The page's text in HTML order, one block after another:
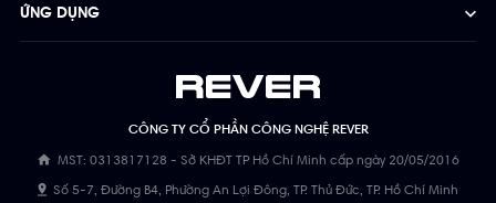
CÔNG TY CỔ PHẦN CÔNG NGHỆ REVER
MST: 0313817128 - Sở KHĐT TP Hồ Chí Minh cấp ngày 20/05/2016
Số 5-7, Đường B4, Phường An Lợi Đông, TP. Thủ Đức, TP. Hồ Chí Minh
ỨNG DỤNG